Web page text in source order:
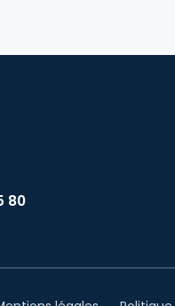
80